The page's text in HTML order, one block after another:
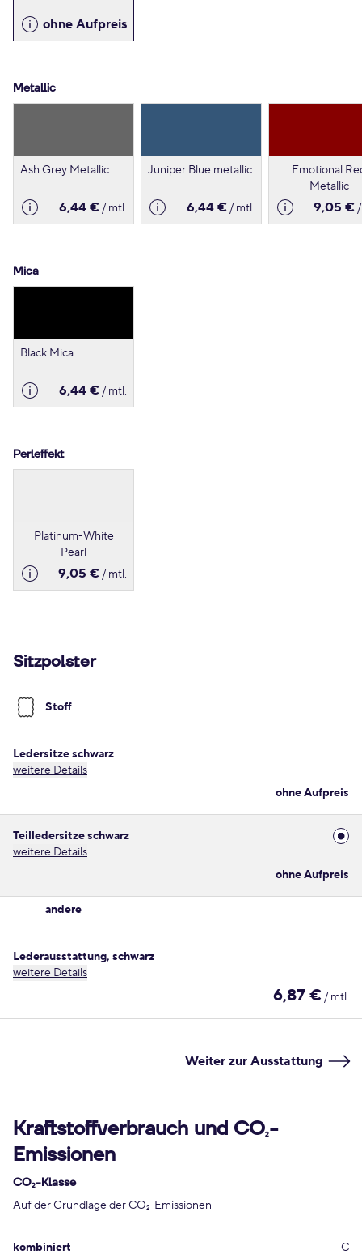
ohne Aufpreis
Metallic
Ash Grey Metallic
6,44 €/ mtl.
Juniper Blue metallic
6,44 €/ mtl.
Emotional
Metallic
9,05 €
Mica
Black Mica
6,44 €/ mtl.
Perleffekt
Platinum-White
Pearl
9,05 €/ mtl.
Sitzpolster
Stoff
Ledersitze schwarz
weitere Details
ohne Aufpreis
Teilledersitze schwarz
weitere Details
ohne Aufpreis
andere
Lederausstattung, schwarz
weitere Details
6,87 € / mtl.
Weiter zur Ausstattung
Kraftstoffverbrauch und CO2-
Emissionen
CO2-Klasse
Auf der Grundlage der CO2-Emissionen
kombiniert C